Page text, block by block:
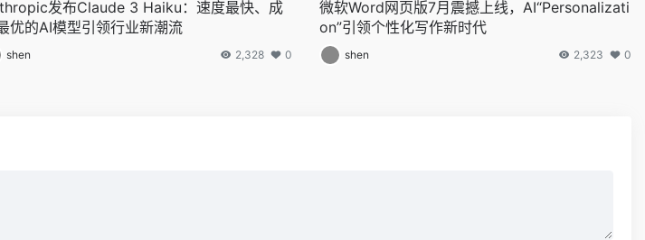
发布Claude 3 Haiku：速度最快、成
优的AI模型引领行业新潮流
shen 2,328 0
微软Word网页版7月震撼上线，AI“Personalizati
on”引领个性化写作新时代
shen 2,323 0